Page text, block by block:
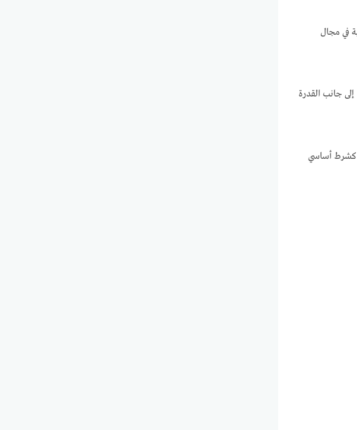
في مجال
جانب القدرة
كشرط أساسي